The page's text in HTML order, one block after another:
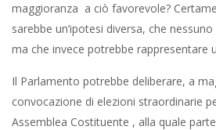
maggioranza a ciò favorevole?
sarebbe un’ipotesi diversa, che
ma che invece potrebbe rappresentare
Il Parlamento potrebbe deliberare, a
convocazione di elezioni straordinarie
Assemblea Costituente , alla quale